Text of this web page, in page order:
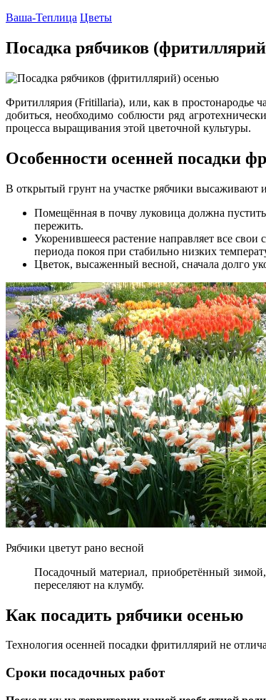
Ваша-Теплица Цветы
Посадка рябчиков
Фритиллярия (Fritillaria), или, как в простонародье
добиться, необходимо соблюсти ряд
процесса выращивания этой цветочной культуры.
Особенности осенней посадки
В открытый грунт на участке рябчики высаживают
Помещённая в почву луковица должна
пережить.
Укоренившееся растение направляет все
периода покоя при стабильно низких
Цветок, высаженный весной, сначала долго
Рябчики цветут рано весной
Посадочный материал, приобретённый
переселяют на клумбу.
Как посадить рябчики осенью
Технология осенней посадки фритиллярий не
Сроки посадочных работ